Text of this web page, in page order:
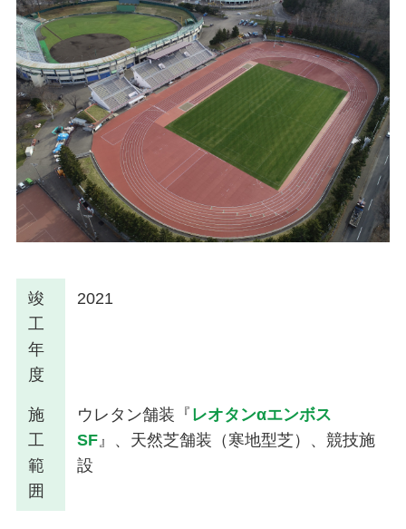
竣
工
年
度
2021
施
工
範
囲
ウレタン舗装『 レオタンαエンボス
SF』、天然芝舗装（寒地型芝）、競技施
設